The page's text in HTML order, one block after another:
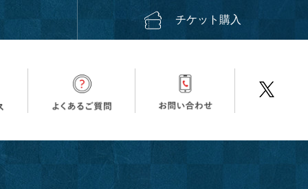
チケット購入